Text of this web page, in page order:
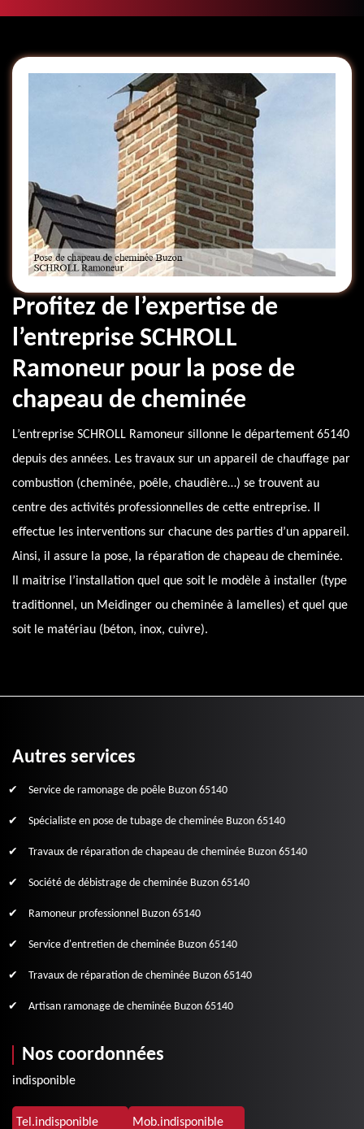
Profitez de l’expertise de
l’entreprise SCHROLL
Ramoneur pour la pose de
chapeau de cheminée
L’entreprise SCHROLL Ramoneur sillonne le département 65140
depuis des années. Les travaux sur un appareil de chauffage par
combustion (cheminée, poêle, chaudière…) se trouvent au
centre des activités professionnelles de cette entreprise. Il
effectue les interventions sur chacune des parties d’un appareil.
Ainsi, il assure la pose, la réparation de chapeau de cheminée.
Il maitrise l’installation quel que soit le modèle à installer (type
traditionnel, un Meidinger ou cheminée à lamelles) et quel que
soit le matériau (béton, inox, cuivre).
Autres services
Service de ramonage de poêle Buzon 65140
Spécialiste en pose de tubage de cheminée Buzon 65140
Travaux de réparation de chapeau de cheminée Buzon 65140
Société de débistrage de cheminée Buzon 65140
Ramoneur professionnel Buzon 65140
Service d'entretien de cheminée Buzon 65140
Travaux de réparation de cheminée Buzon 65140
Artisan ramonage de cheminée Buzon 65140
Nos coordonnées
indisponible
Tel.indisponible Mob.indisponible